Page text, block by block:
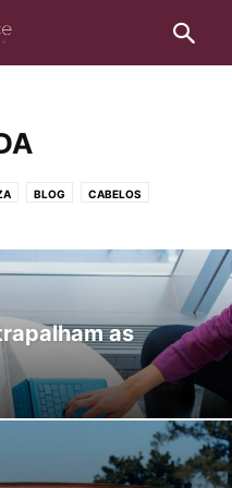
BLOG CABELOS
NATUREZA NOTÍCIAS
VIAGENS WEIRD
as